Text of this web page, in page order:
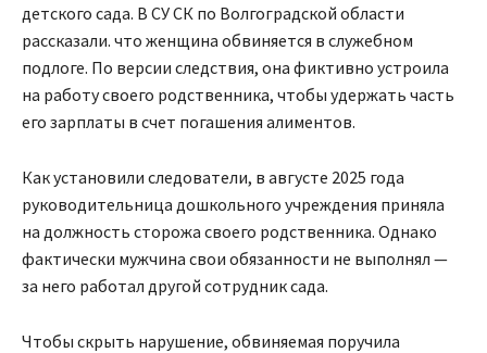
детского сада. В СУ СК по Волгоградской области
рассказали. что женщина обвиняется в служебном
подлоге. По версии следствия, она фиктивно устроила
на работу своего родственника, чтобы удержать часть
его зарплаты в счет погашения алиментов.
Как установили следователи, в августе 2025 года
руководительница дошкольного учреждения приняла
на должность сторожа своего родственника. Однако
фактически мужчина свои обязанности не выполнял —
за него работал другой сотрудник сада.
Чтобы скрыть нарушение, обвиняемая поручила